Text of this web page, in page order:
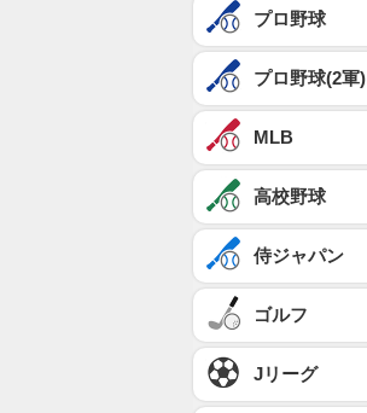
プロ野球
プロ野球(2軍)
MLB
高校野球
侍ジャパン
ゴルフ
Jリーグ